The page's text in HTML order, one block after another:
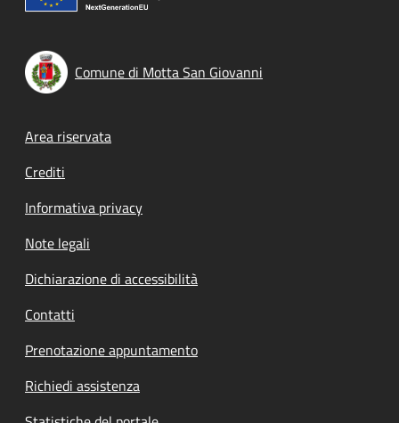
Comune di Motta San Giovanni
Footer menu
Area riservata
Crediti
Informativa privacy
Note legali
Dichiarazione di accessibilità
Contatti
Prenotazione appuntamento
Richiedi assistenza